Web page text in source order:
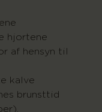
hjortene
af hensyn til
kalve
brunsttid